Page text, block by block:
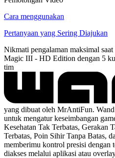
Cara menggunakan
Pertanyaan yang Sering Diajukan
Nikmati pengalaman maksimal
Magic III - HD Edition dengan 5
tim
yang dibuat oleh MrAntiFun.
untuk mengatur keseimbangan
Kesehatan Tak Terbatas, Gerakan
Terbatas, Poin Sihir Tanpa Batas,
memberimu kontrol presisi dengan
diakses melalui aplikasi atau